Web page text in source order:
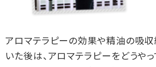
アロマテラピーの効果や精油の吸
いた後は、アロマテラピーをどうや